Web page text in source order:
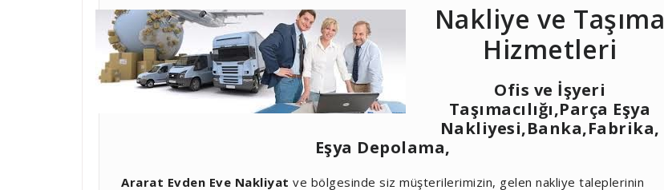
Nakliye ve Taşıma
Hizmetleri
Ofis ve İşyeri
Taşımacılığı,Parça Eşya
Nakliyesi,Banka,Fabrika,
Eşya Depolama,
Ararat Evden Eve Nakliyat ve bölgesinde siz müşterilerimizin, gelen nakliye taleplerinin